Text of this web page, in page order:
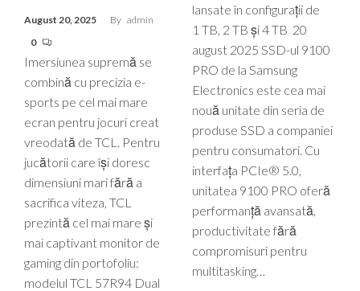
August 20, 2025 By admin
0
Imersiunea supremă se
combină cu precizia e-
sports pe cel mai mare
ecran pentru jocuri creat
vreodată de TCL. Pentru
jucătorii care își doresc
dimensiuni mari fără a
sacrifica viteza, TCL
prezintă cel mai mare și
mai captivant monitor de
gaming din portofoliu:
modelul TCL 57R94 Dual
lansate în configurații de
1 TB, 2 TB și 4 TB 20
august 2025 SSD-ul 9100
PRO de la Samsung
Electronics este cea mai
nouă unitate din seria de
produse SSD a companiei
pentru consumatori. Cu
interfața PCIe® 5.0,
unitatea 9100 PRO oferă
performanță avansată,
productivitate fără
compromisuri pentru
multitasking…